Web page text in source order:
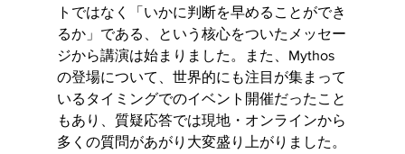
トではなく「いかに判断を早めることができ
るか」である、という核心をついたメッセー
ジから講演は始まりました。また、Mythos
の登場について、世界的にも注目が集まって
いるタイミングでのイベント開催だったこと
もあり、質疑応答では現地・オンラインから
多くの質問があがり大変盛り上がりました。